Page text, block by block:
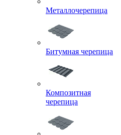
Металлочерепица
Битумная черепица
Композитная
черепица